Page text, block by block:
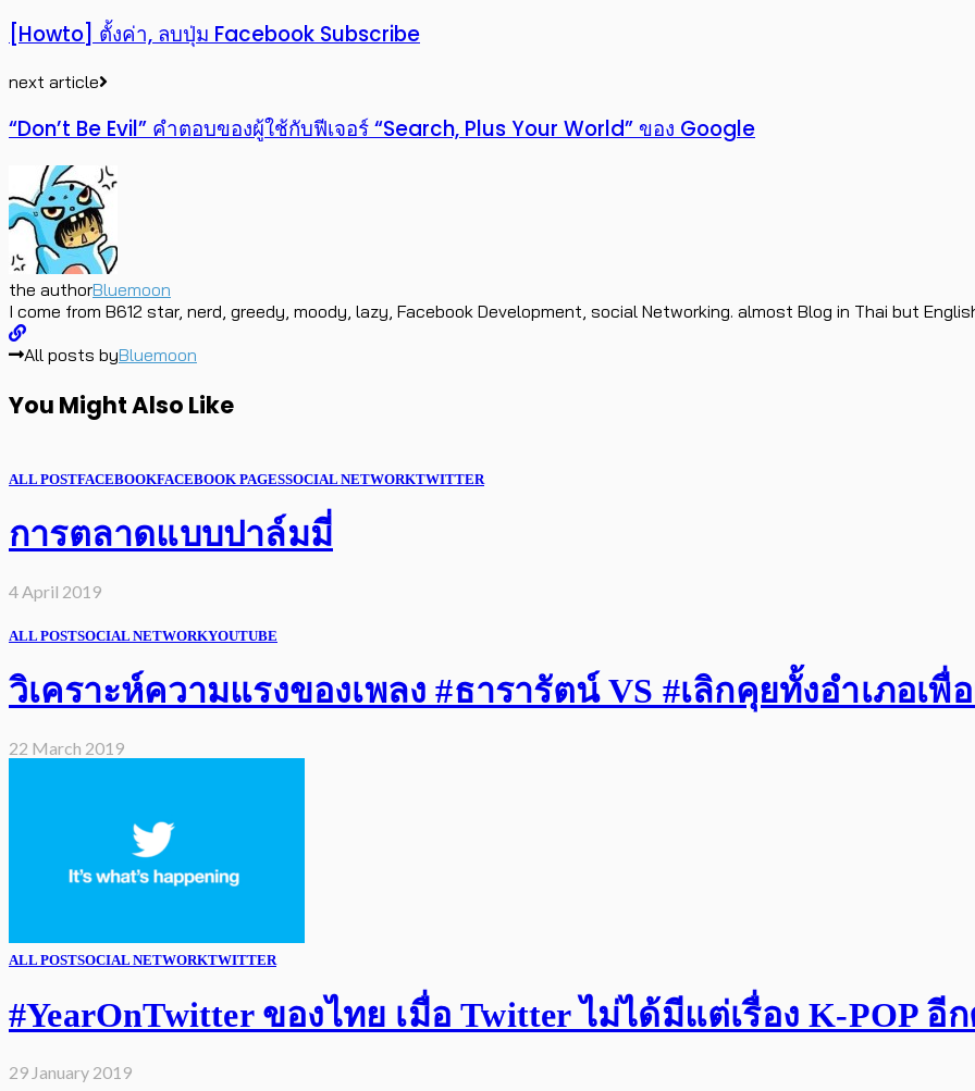
[Howto] ตั้งค่า, ลบปุ่ม Facebook Subscribe
next article
“Don’t Be Evil” คำตอบของผู้ใช้กับฟีเจอร์ “Search, Plus Your World” ของ Google
the authorBluemoon
I come from B612 star, nerd, greedy, moody, lazy, Facebook Development, social Networking. almost Blog in Thai but
All posts byBluemoon
You Might Also Like
ALL POSTFACEBOOKFACEBOOK PAGESSOCIAL NETWORKTWITTER
การตลาดแบบปาล์มมี่
4 April 2019
ALL POSTSOCIAL NETWORKYOUTUBE
วิเคราะห์ความแรงของเพลง #ธารารัตน์ VS #เลิกคุยทั้งอำเภอเพื่
22 March 2019
ALL POSTSOCIAL NETWORKTWITTER
#YearOnTwitter ของไทย เมื่อ Twitter ไม่ได้มีแต่เรื่อง K-POP อี
29 January 2019